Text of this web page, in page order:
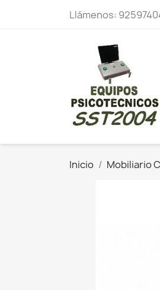
Llámenos:
Inicio Mobiliario